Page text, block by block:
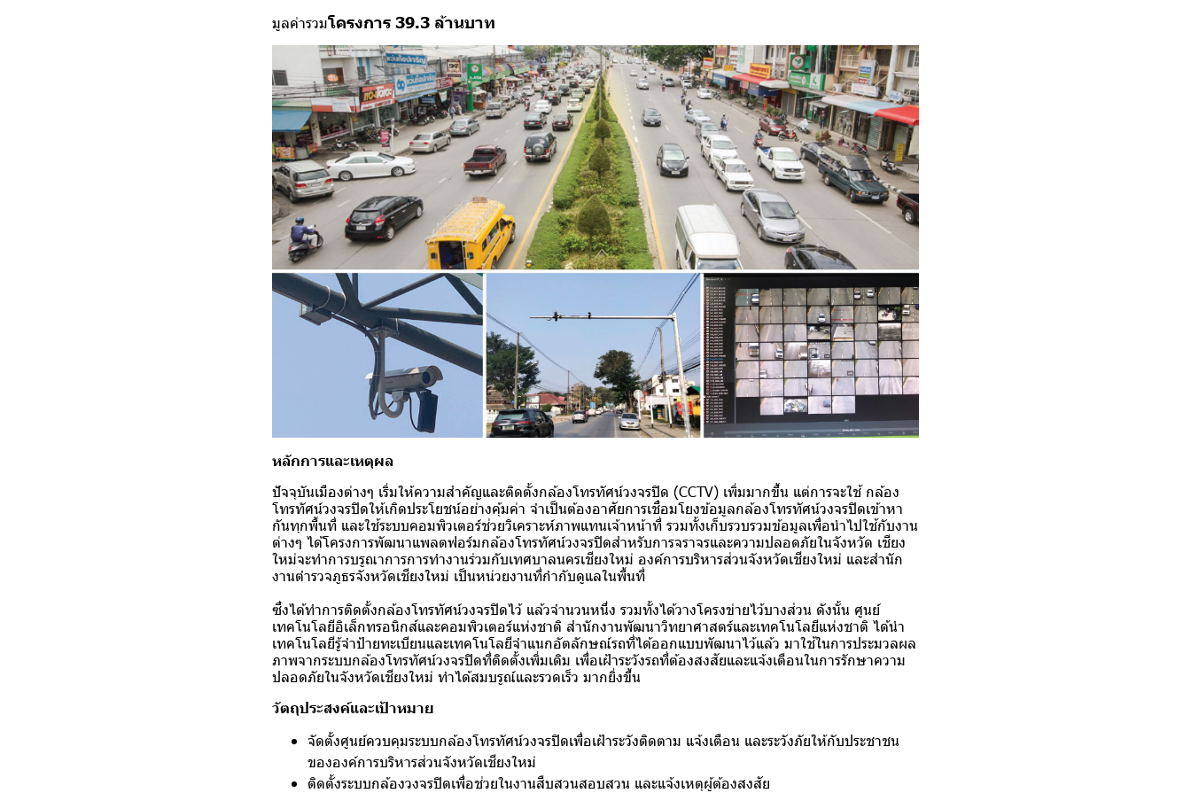
มูลค่ารวมโครงการ 39.3 ล้านบาท
หลักการและเหตุผล
ปัจจุบันเมืองต่างๆ เริ่มให้ความสําคัญและติดตั้งกล้องโทรทัศน์วงจรปิด (CCTV) เพิ่มมากขึ้น แต่การจะใช้ กล้อง
โทรทัศน์วงจรปิดให้เกิดประโยชน์อย่างคุ้มค่า จําเป็นต้องอาศัยการเชื่อมโยงข้อมูลกล้องโทรทัศน์วงจรปิดเข้าหา
กันทุกพื้นที่ และใช้ระบบคอมพิวเตอร์ช่วยวิเคราะห์ภาพแทนเจ้าหน้าที่ รวมทั้งเก็บรวบรวมข้อมูลเพื่อนําไปใช้กับงาน
ต่างๆ ได้โครงการพัฒนาแพลตฟอร์มกล้องโทรทัศน์วงจรปิดสําหรับการจราจรและความปลอดภัยในจังหวัด เชียง
ใหม่จะทําการบรูณาการการทํางานร่วมกับเทศบาลนครเชียงใหม่ องค์การบริหารส่วนจังหวัดเชียงใหม่ และสํานัก
งานตํารวจภูธรจังหวัดเชียงใหม่ เป็นหน่วยงานที่กํากับดูแลในพื้นที่
ซึ่งได้ทําการติดตั้งกล้องโทรทัศน์วงจรปิดไว้ แล้วจํานวนหนึ่ง รวมทั้งได้วางโครงข่ายไว้บางส่วน ดังนั้น ศูนย์
เทคโนโลยีอิเล็กทรอนิกส์และคอมพิวเตอร์แห่งชาติ สํานักงานพัฒนาวิทยาศาสตร์และเทคโนโลยีแห่งชาติ ได้นํา
เทคโนโลยีรู้จําป้ายทะเบียนและเทคโนโลยีจําแนกอัตลักษณ์รถที่ได้ออกแบบพัฒนาไว้แล้ว มาใช้ในการประมวลผล
ภาพจากระบบกล้องโทรทัศน์วงจรปิดที่ติดตั้งเพิ่มเติม เพื่อเฝ้าระวังรถที่ต้องสงสัยและแจ้งเตือนในการรักษาความ
ปลอดภัยในจังหวัดเชียงใหม่ ทําได้สมบรูณ์และรวดเร็ว มากยิ่งขึ้น
วัตถุประสงค์และเป้าหมาย
จัดตั้งศูนย์ควบคุมระบบกล้องโทรทัศน์วงจรปิดเพื่อเฝ้าระวังติดตาม แจ้งเตือน และระวังภัยให้กับประชาชน
ขององค์การบริหารส่วนจังหวัดเชียงใหม่
ติดตั้งระบบกล้องวงจรปิดเพื่อช่วยในงานสืบสวนสอบสวน และแจ้งเหตุผู้ต้องสงสัย